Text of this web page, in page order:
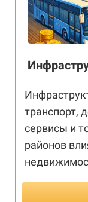
транспорт,
сервисы и
районов